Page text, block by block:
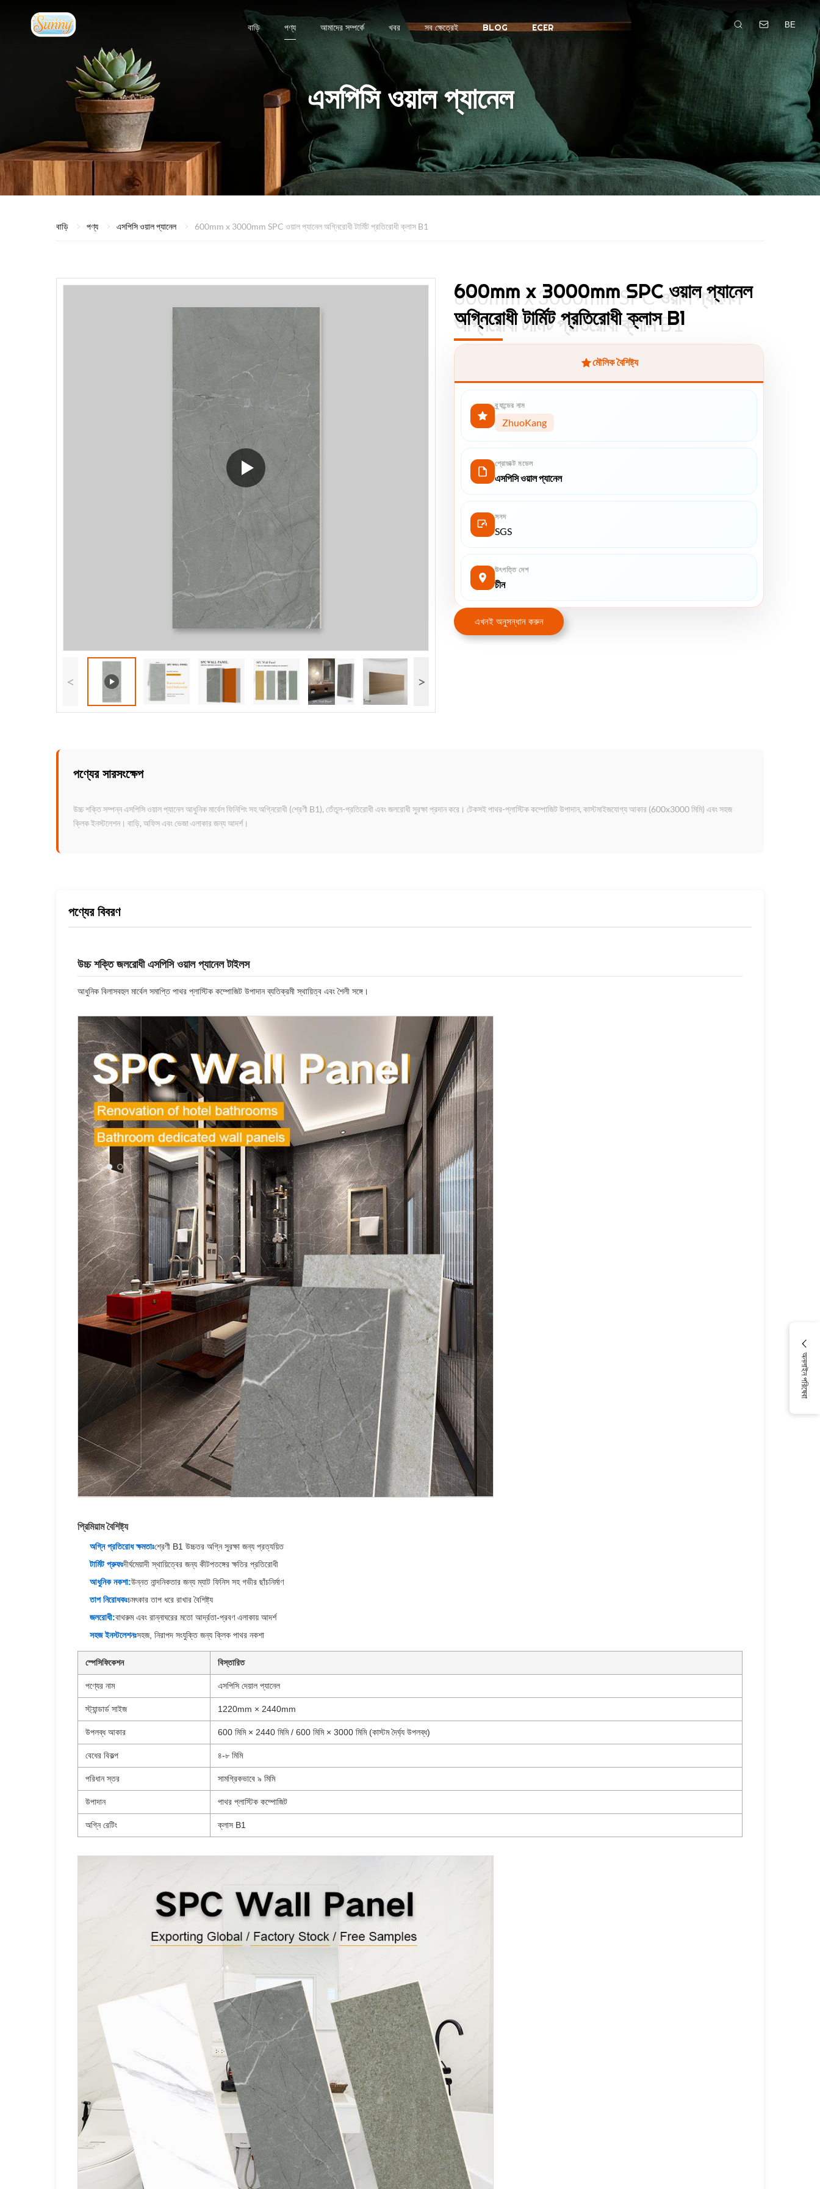
অনলাইন পরিষেবা
বাড়ি পণ্য আমাদের সম্পর্কে খবর সব ক্ষেত্রেই BLOG ECER BE
এসপিসি ওয়াল প্যানেল
বাড়ি পণ্য এসপিসি ওয়াল প্যানেল 600mm x 3000mm SPC ওয়াল প্যানেল অগ্নিরোধী টার্মিট প্রতিরোধী ক্লাস B1
< >
600mm x 3000mm SPC ওয়াল প্যানেল
অগ্নিরোধী টার্মিট প্রতিরোধী ক্লাস B1
600mm x 3000mm SPC ওয়াল প্যানেল
অগ্নিরোধী টার্মিট প্রতিরোধী ক্লাস B1
মৌলিক বৈশিষ্ট্য
ব্র্যান্ডের নাম
ZhuoKang
প্রোডাক্ট মডেল
এসপিসি ওয়াল প্যানেল
সনদ
SGS
উৎপত্তি দেশ
চীন
এখনই অনুসন্ধান করুন
পণ্যের সারসংক্ষেপ
উচ্চ শক্তি সম্পন্ন এসপিসি ওয়াল প্যানেল আধুনিক মার্বেল ফিনিশিং সহ অগ্নিরোধী (শ্রেণী B1), তেঁতুল-প্রতিরোধী এবং জলরোধী সুরক্ষা প্রদান করে। টেকসই পাথর-প্লাস্টিক কম্পোজিট উপাদান, কাস্টমাইজযোগ্য আকার (600x3000 মিমি) এবং সহজ
ক্লিক ইনস্টলেশন। বাড়ি, অফিস এবং ভেজা এলাকার জন্য আদর্শ।
পণ্যের বিবরণ
উচ্চ শক্তি জলরোধী এসপিসি ওয়াল প্যানেল টাইলস
আধুনিক বিলাসবহুল মার্বেল সমাপ্তি পাথর প্লাস্টিক কম্পোজিট উপাদান ব্যতিক্রমী স্থায়িত্ব এবং শৈলী সঙ্গে।
প্রিমিয়াম বৈশিষ্ট্য
অগ্নি প্রতিরোধ ক্ষমতাঃশ্রেণী B1 উচ্চতর অগ্নি সুরক্ষা জন্য প্রত্যয়িত
টার্মিট প্রুফঃদীর্ঘমেয়াদী স্থায়িত্বের জন্য কীটপতঙ্গের ক্ষতির প্রতিরোধী
আধুনিক নকশা:উন্নত নান্দনিকতার জন্য ম্যাট ফিনিস সহ গভীর ছাঁচনির্মাণ
তাপ নিরোধকঃচমৎকার তাপ ধরে রাখার বৈশিষ্ট্য
জলরোধী:বাথরুম এবং রান্নাঘরের মতো আর্দ্রতা-প্রবণ এলাকায় আদর্শ
সহজ ইনস্টলেশনঃসহজ, নিরাপদ সংযুক্তি জন্য ক্লিক পাথর নকশা
স্পেসিফিকেশন বিস্তারিত
পণ্যের নাম এসপিসি দেয়াল প্যানেল
স্ট্যান্ডার্ড সাইজ 1220mm × 2440mm
উপলব্ধ আকার 600 মিমি × 2440 মিমি / 600 মিমি × 3000 মিমি (কাস্টম দৈর্ঘ্য উপলব্ধ)
বেধের বিকল্প ৪-৮ মিমি
পরিধান স্তর সামগ্রিকভাবে ৯ মিমি
উপাদান পাথর প্লাস্টিক কম্পোজিট
অগ্নি রেটিং ক্লাস B1